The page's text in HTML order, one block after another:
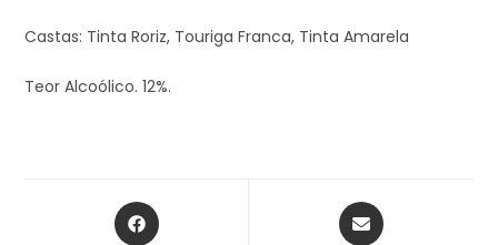
Castas: Tinta Roriz, Touriga Franca, Tinta Amarela
Teor Alcoólico. 12%.